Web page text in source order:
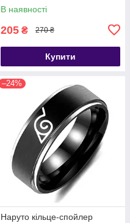
В наявності
205 ₴ 270 ₴
Купити
–24%
Наруто кільце-спойлер